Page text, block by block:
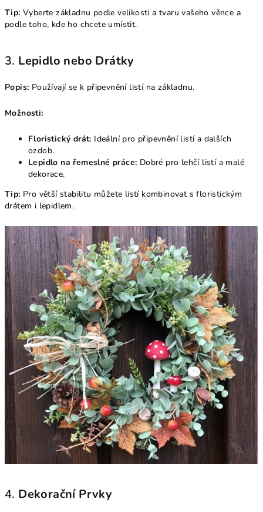
Tip: Vyberte základnu podle velikosti a tvaru vašeho věnce a
podle toho, kde ho chcete umístit.
3. Lepidlo nebo Drátky
Popis: Používají se k připevnění listí na základnu.
Možnosti:
Floristický drát: Ideální pro připevnění listí a dalších
ozdob.
Lepidlo na řemeslné práce: Dobré pro lehčí listí a malé
dekorace.
Tip: Pro větší stabilitu můžete listí kombinovat s floristickým
drátem i lepidlem.
4. Dekorační Prvky